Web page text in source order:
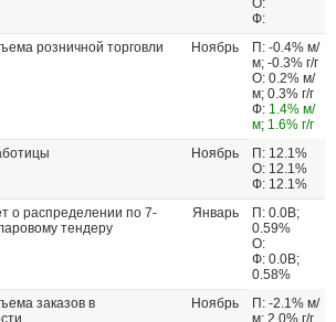
О:
Ф:
розничной торговли Ноябрь
П: -0.4% м/
м; -0.3% г/г
О: 0.2% м/
м; 0.3% г/г
Ф: 1.4% м/
м; 1.6% г/г
Ноябрь
П: 12.1%
О: 12.1%
Ф: 12.1%
о распределении по 7-
тендеру
Январь
П: 0.0B;
0.59%
О:
Ф: 0.0B;
0.58%
заказов в
Ноябрь
П: -2.1% м/
м; 2.0% г/г